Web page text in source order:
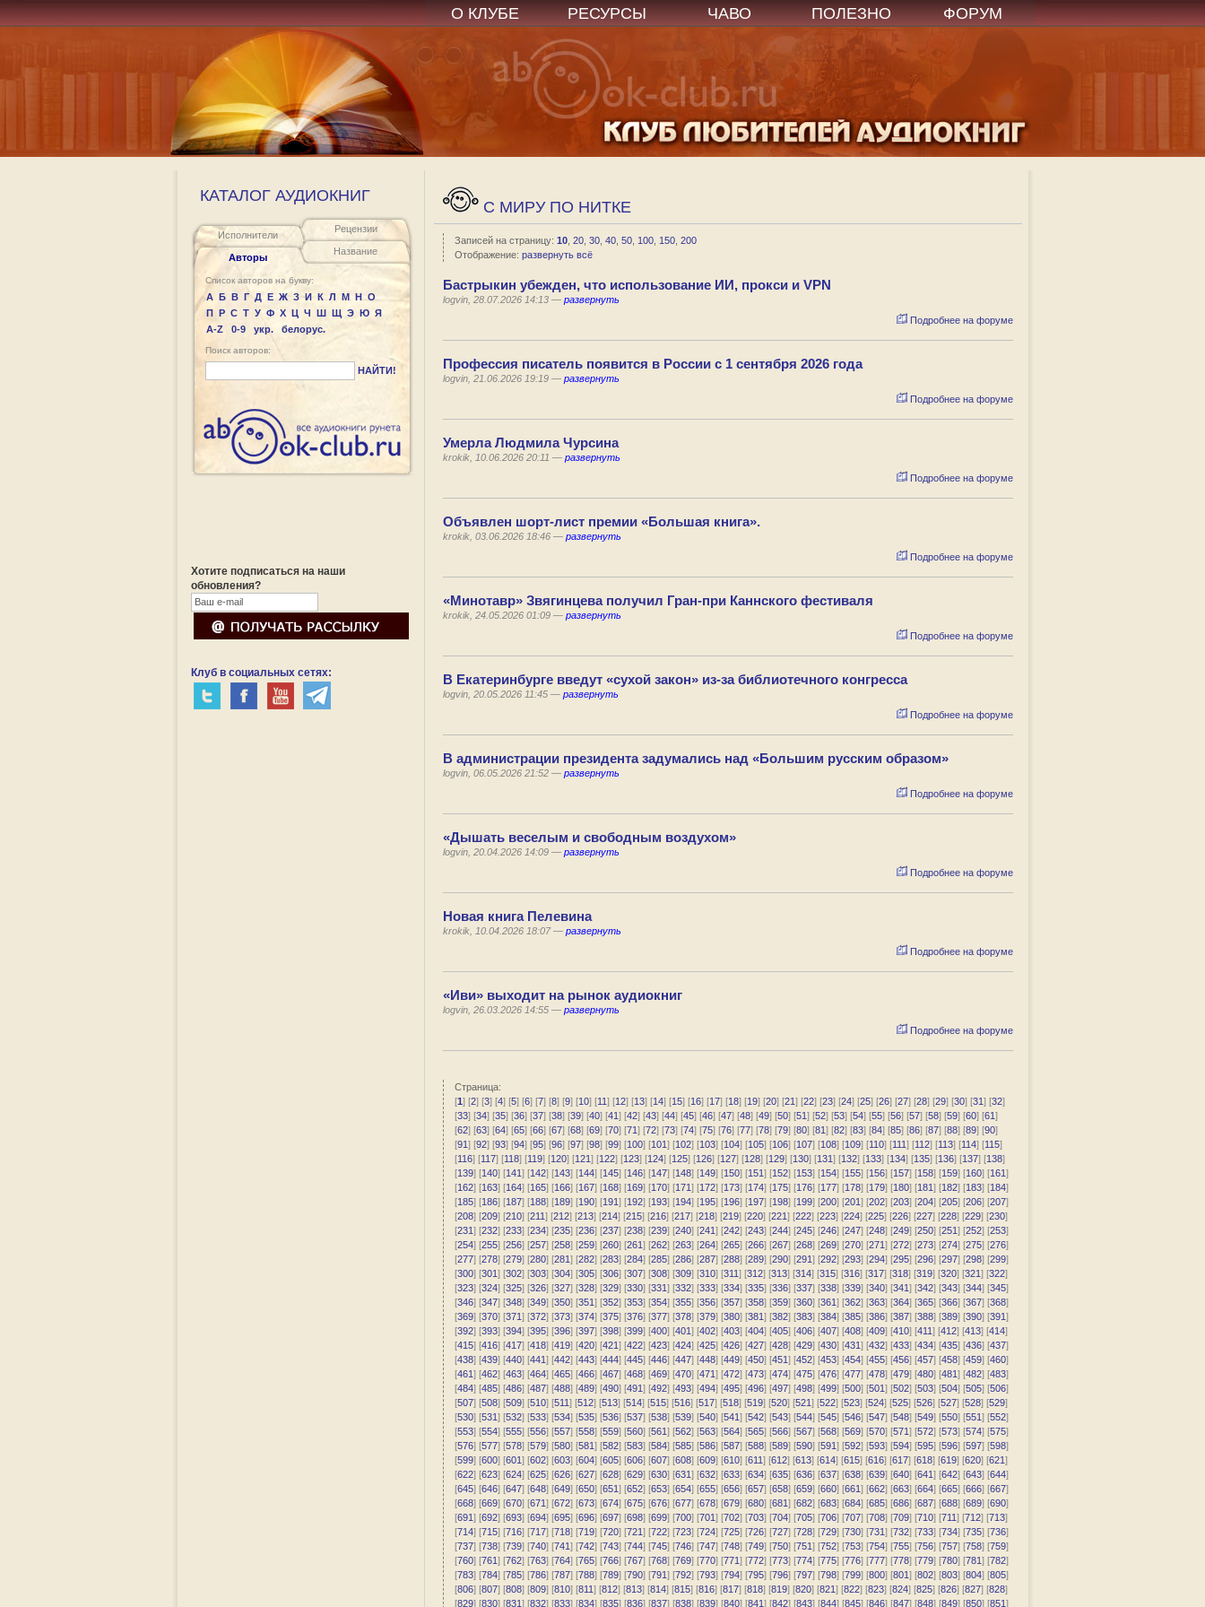
О КЛУБЕ РЕСУРСЫ ЧАВО ПОЛЕЗНО ФОРУМ
КАТАЛОГ АУДИОКНИГ
Исполнители
Авторы
Рецензии
Название
Список авторов на букву:
А Б В Г Д Е Ж З И К Л М Н О
П Р С Т У Ф Х Ц Ч Ш Щ Э Ю Я
A-Z
0-9 укр. белорус.
Поиск авторов:
НАЙТИ!
Хотите подписаться на наши
обновления?
Клуб в социальных сетях:
C МИРУ ПО НИТКЕ
Записей на страницу: 10, 20, 30, 40, 50, 100, 150, 200
Отображение: развернуть всё
Бастрыкин убежден, что использование ИИ, прокси и VPN
logvin, 28.07.2026 14:13 — развернуть
Подробнее на форуме
Профессия писатель появится в России с 1 сентября 2026 года
logvin, 21.06.2026 19:19 — развернуть
Подробнее на форуме
Умерла Людмила Чурсина
krokik, 10.06.2026 20:11 — развернуть
Подробнее на форуме
Объявлен шорт-лист премии «Большая книга».
krokik, 03.06.2026 18:46 — развернуть
Подробнее на форуме
«Минотавр» Звягинцева получил Гран-при Каннского фестиваля
krokik, 24.05.2026 01:09 — развернуть
Подробнее на форуме
В Екатеринбурге введут «сухой закон» из-за библиотечного конгресса
logvin, 20.05.2026 11:45 — развернуть
Подробнее на форуме
В администрации президента задумались над «Большим русским образом»
logvin, 06.05.2026 21:52 — развернуть
Подробнее на форуме
«Дышать веселым и свободным воздухом»
logvin, 20.04.2026 14:09 — развернуть
Подробнее на форуме
Новая книга Пелевина
krokik, 10.04.2026 18:07 — развернуть
Подробнее на форуме
«Иви» выходит на рынок аудиокниг
logvin, 26.03.2026 14:55 — развернуть
Подробнее на форуме
Страница:
[1] [2] [3] [4] [5] [6] [7] [8] [9] [10] [11] [12] [13] [14] [15] [16] [17] [18] [19] [20] [21] [22] [23] [24] [25] [26] [27] [28] [29] [30] [31] [32]
[33] [34] [35] [36] [37] [38] [39] [40] [41] [42] [43] [44] [45] [46] [47] [48] [49] [50] [51] [52] [53] [54] [55] [56] [57] [58] [59] [60] [61]
[62] [63] [64] [65] [66] [67] [68] [69] [70] [71] [72] [73] [74] [75] [76] [77] [78] [79] [80] [81] [82] [83] [84] [85] [86] [87] [88] [89] [90]
[91] [92] [93] [94] [95] [96] [97] [98] [99] [100] [101] [102] [103] [104] [105] [106] [107] [108] [109] [110] [111] [112] [113] [114] [115]
[116] [117] [118] [119] [120] [121] [122] [123] [124] [125] [126] [127] [128] [129] [130] [131] [132] [133] [134] [135] [136] [137] [138]
[139] [140] [141] [142] [143] [144] [145] [146] [147] [148] [149] [150] [151] [152] [153] [154] [155] [156] [157] [158] [159] [160] [161]
[162] [163] [164] [165] [166] [167] [168] [169] [170] [171] [172] [173] [174] [175] [176] [177] [178] [179] [180] [181] [182] [183] [184]
[185] [186] [187] [188] [189] [190] [191] [192] [193] [194] [195] [196] [197] [198] [199] [200] [201] [202] [203] [204] [205] [206] [207]
[208] [209] [210] [211] [212] [213] [214] [215] [216] [217] [218] [219] [220] [221] [222] [223] [224] [225] [226] [227] [228] [229] [230]
[231] [232] [233] [234] [235] [236] [237] [238] [239] [240] [241] [242] [243] [244] [245] [246] [247] [248] [249] [250] [251] [252] [253]
[254] [255] [256] [257] [258] [259] [260] [261] [262] [263] [264] [265] [266] [267] [268] [269] [270] [271] [272] [273] [274] [275] [276]
[277] [278] [279] [280] [281] [282] [283] [284] [285] [286] [287] [288] [289] [290] [291] [292] [293] [294] [295] [296] [297] [298] [299]
[300] [301] [302] [303] [304] [305] [306] [307] [308] [309] [310] [311] [312] [313] [314] [315] [316] [317] [318] [319] [320] [321] [322]
[323] [324] [325] [326] [327] [328] [329] [330] [331] [332] [333] [334] [335] [336] [337] [338] [339] [340] [341] [342] [343] [344] [345]
[346] [347] [348] [349] [350] [351] [352] [353] [354] [355] [356] [357] [358] [359] [360] [361] [362] [363] [364] [365] [366] [367] [368]
[369] [370] [371] [372] [373] [374] [375] [376] [377] [378] [379] [380] [381] [382] [383] [384] [385] [386] [387] [388] [389] [390] [391]
[392] [393] [394] [395] [396] [397] [398] [399] [400] [401] [402] [403] [404] [405] [406] [407] [408] [409] [410] [411] [412] [413] [414]
[415] [416] [417] [418] [419] [420] [421] [422] [423] [424] [425] [426] [427] [428] [429] [430] [431] [432] [433] [434] [435] [436] [437]
[438] [439] [440] [441] [442] [443] [444] [445] [446] [447] [448] [449] [450] [451] [452] [453] [454] [455] [456] [457] [458] [459] [460]
[461] [462] [463] [464] [465] [466] [467] [468] [469] [470] [471] [472] [473] [474] [475] [476] [477] [478] [479] [480] [481] [482] [483]
[484] [485] [486] [487] [488] [489] [490] [491] [492] [493] [494] [495] [496] [497] [498] [499] [500] [501] [502] [503] [504] [505] [506]
[507] [508] [509] [510] [511] [512] [513] [514] [515] [516] [517] [518] [519] [520] [521] [522] [523] [524] [525] [526] [527] [528] [529]
[530] [531] [532] [533] [534] [535] [536] [537] [538] [539] [540] [541] [542] [543] [544] [545] [546] [547] [548] [549] [550] [551] [552]
[553] [554] [555] [556] [557] [558] [559] [560] [561] [562] [563] [564] [565] [566] [567] [568] [569] [570] [571] [572] [573] [574] [575]
[576] [577] [578] [579] [580] [581] [582] [583] [584] [585] [586] [587] [588] [589] [590] [591] [592] [593] [594] [595] [596] [597] [598]
[599] [600] [601] [602] [603] [604] [605] [606] [607] [608] [609] [610] [611] [612] [613] [614] [615] [616] [617] [618] [619] [620] [621]
[622] [623] [624] [625] [626] [627] [628] [629] [630] [631] [632] [633] [634] [635] [636] [637] [638] [639] [640] [641] [642] [643] [644]
[645] [646] [647] [648] [649] [650] [651] [652] [653] [654] [655] [656] [657] [658] [659] [660] [661] [662] [663] [664] [665] [666] [667]
[668] [669] [670] [671] [672] [673] [674] [675] [676] [677] [678] [679] [680] [681] [682] [683] [684] [685] [686] [687] [688] [689] [690]
[691] [692] [693] [694] [695] [696] [697] [698] [699] [700] [701] [702] [703] [704] [705] [706] [707] [708] [709] [710] [711] [712] [713]
[714] [715] [716] [717] [718] [719] [720] [721] [722] [723] [724] [725] [726] [727] [728] [729] [730] [731] [732] [733] [734] [735] [736]
[737] [738] [739] [740] [741] [742] [743] [744] [745] [746] [747] [748] [749] [750] [751] [752] [753] [754] [755] [756] [757] [758] [759]
[760] [761] [762] [763] [764] [765] [766] [767] [768] [769] [770] [771] [772] [773] [774] [775] [776] [777] [778] [779] [780] [781] [782]
[783] [784] [785] [786] [787] [788] [789] [790] [791] [792] [793] [794] [795] [796] [797] [798] [799] [800] [801] [802] [803] [804] [805]
[806] [807] [808] [809] [810] [811] [812] [813] [814] [815] [816] [817] [818] [819] [820] [821] [822] [823] [824] [825] [826] [827] [828]
[829] [830] [831] [832] [833] [834] [835] [836] [837] [838] [839] [840] [841] [842] [843] [844] [845] [846] [847] [848] [849] [850] [851]